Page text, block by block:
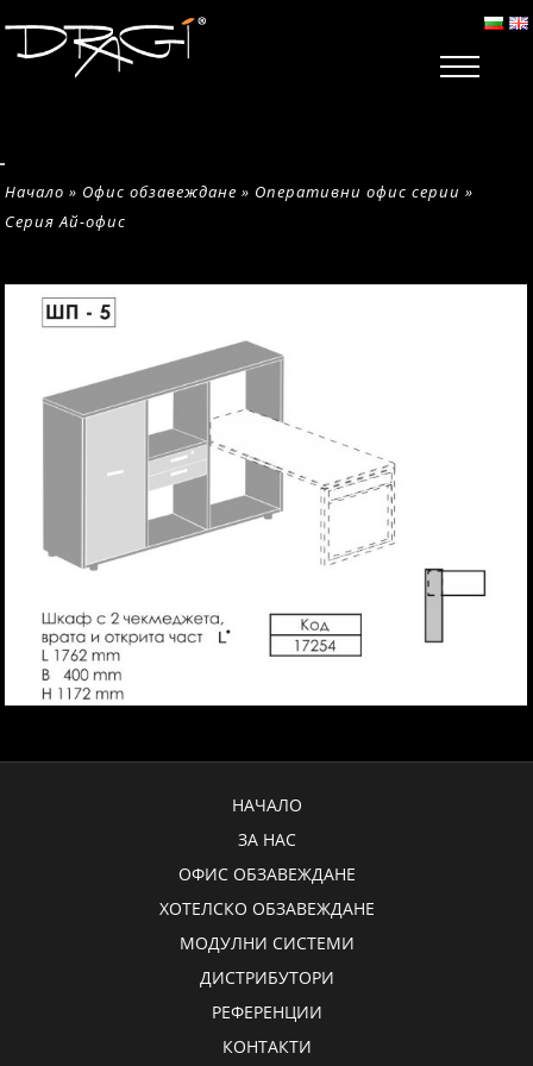
Начало » Офис обзавеждане » Оперативни офис серии »
Серия Ай-офис
НАЧАЛО
ЗА НАС
ОФИС ОБЗАВЕЖДАНЕ
ХОТЕЛСКО ОБЗАВЕЖДАНЕ
МОДУЛНИ СИСТЕМИ
ДИСТРИБУТОРИ
РЕФЕРЕНЦИИ
КОНТАКТИ